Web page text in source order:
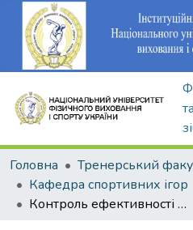
та
Головна
Тренерський
Кафедра спортивних ігор
Контроль ефективності підготовки до змагальної діяльності кваліфікованих більярдистів шляхом впровадження моделі інтегральної підготовленості